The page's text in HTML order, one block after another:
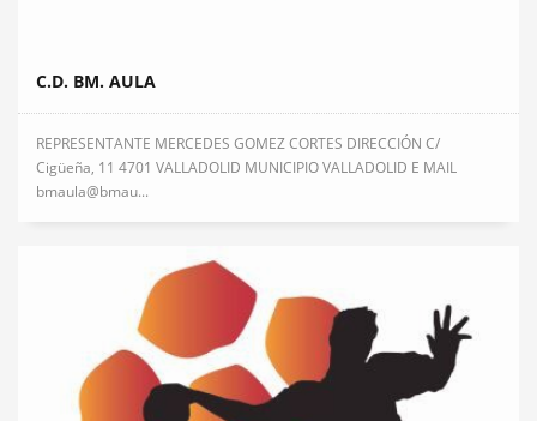
C.D. BM. AULA
REPRESENTANTE MERCEDES GOMEZ CORTES DIRECCIÓN C/
Cigüeña, 11 4701 VALLADOLID MUNICIPIO VALLADOLID E MAIL
bmaula@bmau...